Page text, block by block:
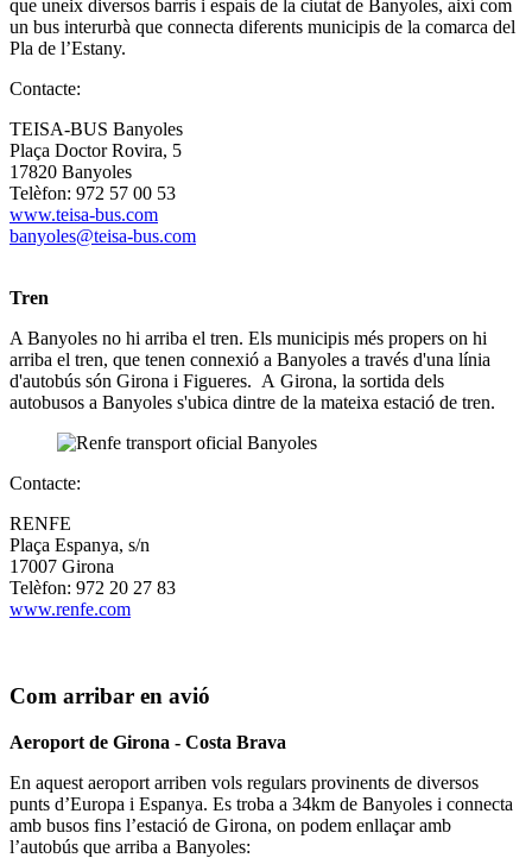
que uneix diversos barris i espais de la ciutat de Banyoles, així com
un bus interurbà que connecta diferents municipis de la comarca del
Pla de l’Estany.
Contacte:
TEISA-BUS Banyoles
Plaça Doctor Rovira, 5
17820 Banyoles
Telèfon: 972 57 00 53
www.teisa-bus.com
banyoles@teisa-bus.com
Tren
A Banyoles no hi arriba el tren. Els municipis més propers on hi
arriba el tren, que tenen connexió a Banyoles a través d'una línia
d'autobús són Girona i Figueres. A Girona, la sortida dels
autobusos a Banyoles s'ubica dintre de la mateixa estació de tren.
Contacte:
RENFE
Plaça Espanya, s/n
17007 Girona
Telèfon: 972 20 27 83
www.renfe.com
Com arribar en avió
Aeroport de Girona - Costa Brava
En aquest aeroport arriben vols regulars provinents de diversos
punts d’Europa i Espanya. Es troba a 34km de Banyoles i connecta
amb busos fins l’estació de Girona, on podem enllaçar amb
l’autobús que arriba a Banyoles: